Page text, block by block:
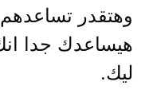
وهتقدر
هيساعدك جدا
ليك.